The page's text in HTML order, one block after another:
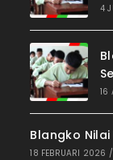
4
16
Blangko
18 FEBRUARI 2026 /